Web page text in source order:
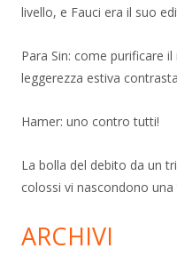
livello, e Fauci era il suo
Para Sin: come purificare
leggerezza estiva
Hamer: uno contro tutti!
La bolla del debito da un
colossi vi nascondono
ARCHIVI